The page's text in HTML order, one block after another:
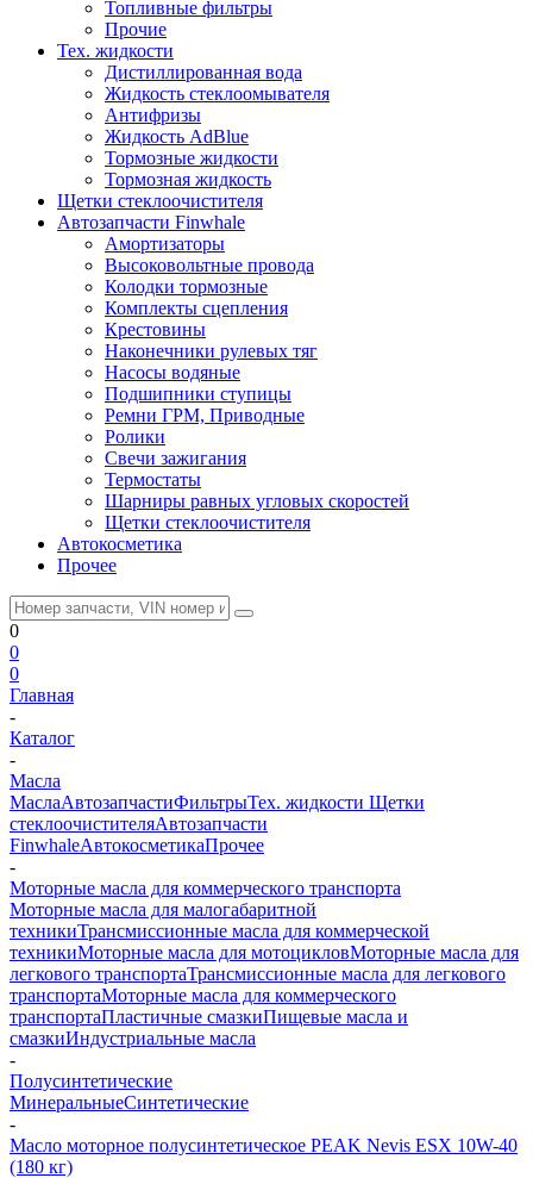
Топливные фильтры
Прочие
Тех. жидкости
Дистиллированная вода
Жидкость стеклоомывателя
Антифризы
Жидкость AdBlue
Тормозные жидкости
Тормозная жидкость
Щетки стеклоочистителя
Автозапчасти Finwhale
Амортизаторы
Высоковольтные провода
Колодки тормозные
Комплекты сцепления
Крестовины
Наконечники рулевых тяг
Насосы водяные
Подшипники ступицы
Ремни ГРМ, Приводные
Ролики
Свечи зажигания
Термостаты
Шарниры равных угловых скоростей
Щетки стеклоочистителя
Автокосметика
Прочее
0
0
0
Главная
-
Каталог
-
Масла
МаслаАвтозапчастиФильтрыТех. жидкости Щетки
стеклоочистителяАвтозапчасти
FinwhaleАвтокосметикаПрочее
-
Моторные масла для коммерческого транспорта
Моторные масла для малогабаритной
техникиТрансмиссионные масла для коммерческой
техникиМоторные масла для мотоцикловМоторные масла для
легкового транспортаТрансмиссионные масла для легкового
транспортаМоторные масла для коммерческого
транспортаПластичные смазкиПищевые масла и
смазкиИндустриальные масла
-
Полусинтетические
МинеральныеСинтетические
-
Масло моторное полусинтетическое PEAK Nevis ESX 10W-40
(180 кг)